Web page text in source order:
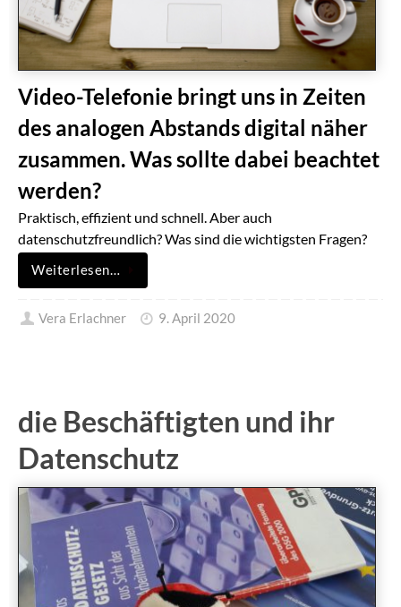
Video-Telefonie bringt uns in Zeiten
des analogen Abstands digital näher
zusammen. Was sollte dabei beachtet
werden?
Praktisch, effizient und schnell. Aber auch
datenschutzfreundlich? Was sind die wichtigsten Fragen?
Weiterlesen…
Vera Erlachner 9. April 2020
die Beschäftigten und ihr
Datenschutz